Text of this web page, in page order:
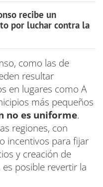
recibe un
por luchar contra la
como las de
resultar
en lugares como A
más pequeños
no es uniforme.
regiones, con
incentivos para fijar
y creación de
posible revertir la